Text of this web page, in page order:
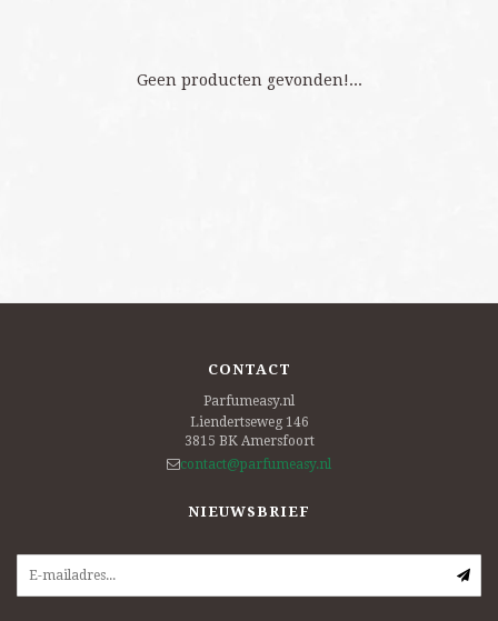
Geen producten gevonden!...
CONTACT
Parfumeasy.nl
Liendertseweg 146
3815 BK Amersfoort
contact@parfumeasy.nl
NIEUWSBRIEF